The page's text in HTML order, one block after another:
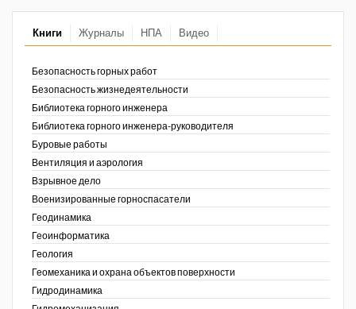
Книги Журналы НПА Видео
Безопасность горных работ
Безопасность жизнедеятельности
Библиотека горного инженера
Библиотека горного инженера-руководителя
Буровые работы
Вентиляция и аэрология
Взрывное дело
Военизированные горноспасатели
Геодинамика
Геоинформатика
Геология
Геомеханика и охрана объектов поверхности
Гидродинамика
Маркшейдерский вестник
Минеральные ресурсы России
Недропользование XXI век
Нефтегазовые технологии
Нефтегазовая вертикаль
Разведка и охрана недр